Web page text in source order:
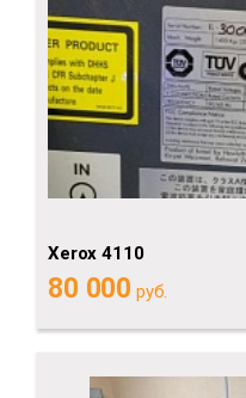
Xerox 4110
80 000 руб.